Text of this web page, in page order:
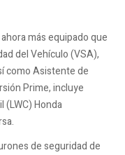
más equipado que
del Vehículo (VSA),
como Asistente de
Prime, incluye
(LWC) Honda
de seguridad de